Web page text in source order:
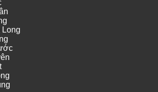
Long